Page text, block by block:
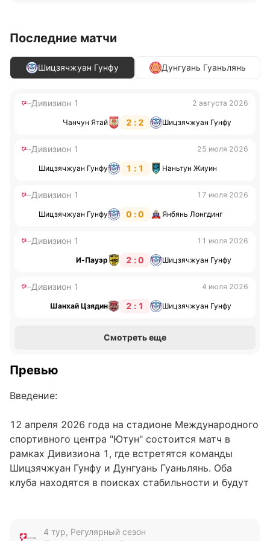
Последние матчи
Шицзячжуан Гунфу Дунгуань Гуаньлянь
Дивизион 1 2 августа 2026
Чанчун Ятай 2 : 2 Шицзячжуан Гунфу
Дивизион 1 25 июля 2026
Шицзячжуан Гунфу 1 : 1 Наньтун Жиуин
Дивизион 1 17 июля 2026
Шицзячжуан Гунфу 0 : 0 Янбянь Лонгдинг
Дивизион 1 11 июля 2026
И-Пауэр 2 : 0 Шицзячжуан Гунфу
Дивизион 1 4 июля 2026
Шанхай Цзядин 2 : 1 Шицзячжуан Гунфу
Смотреть еще
Превью
Введение:
12 апреля 2026 года на стадионе Международного
спортивного центра "Ютун" состоится матч в
рамках Дивизиона 1, где встретятся команды
Шицзячжуан Гунфу и Дунгуань Гуаньлянь. Оба
клуба находятся в поисках стабильности и будут
текущих данных о положении команд,
4 тур, Регулярный сезон